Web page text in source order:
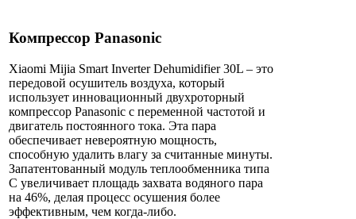
Компрессор Panasonic
Xiaomi Mijia Smart Inverter Dehumidifier 30L – это
передовой осушитель воздуха, который
использует инновационный двухроторный
компрессор Panasonic с переменной частотой и
двигатель постоянного тока. Эта пара
обеспечивает невероятную мощность,
способную удалить влагу за считанные минуты.
Запатентованный модуль теплообменника типа
C увеличивает площадь захвата водяного пара
на 46%, делая процесс осушения более
эффективным, чем когда-либо.